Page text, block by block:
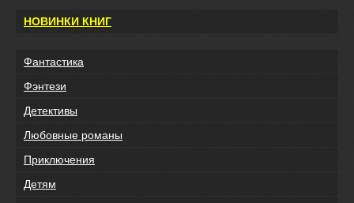
НОВИНКИ КНИГ
Фантастика
Фэнтези
Детективы
Любовные романы
Приключения
Детям